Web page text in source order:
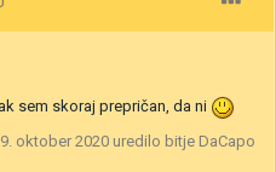
sem skoraj prepričan, da ni
9. oktober 2020 uredilo bitje DaCapo